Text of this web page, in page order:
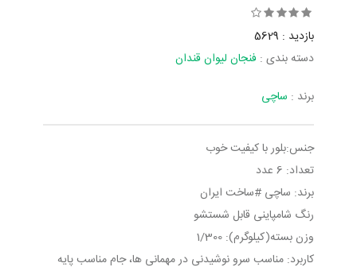
بازدید : 5629
دسته بندی : فنجان لیوان قندان
برند : ساچی
جنس:بلور با کیفیت خوب
تعداد: 6 عدد
برند: ساچی #ساخت ایران
رنگ شامپاینی قابل شستشو
وزن بسته(کیلوگرم): 1/300
کاربرد: مناسب سرو نوشیدنی در مهمانی ها، جام مناسب پایه